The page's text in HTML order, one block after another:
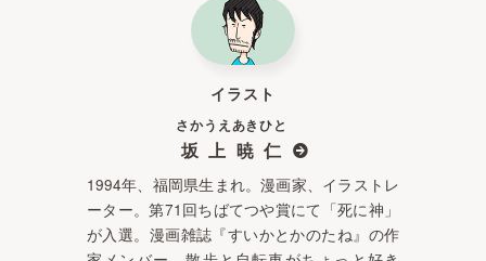
イラスト
坂上暁仁
さかうえあきひと
1994年、福岡県生まれ。漫画家、イラストレ
ーター。第71回ちばてつや賞にて「死に神」
が入選。漫画雑誌『すいかとかのたね』の作